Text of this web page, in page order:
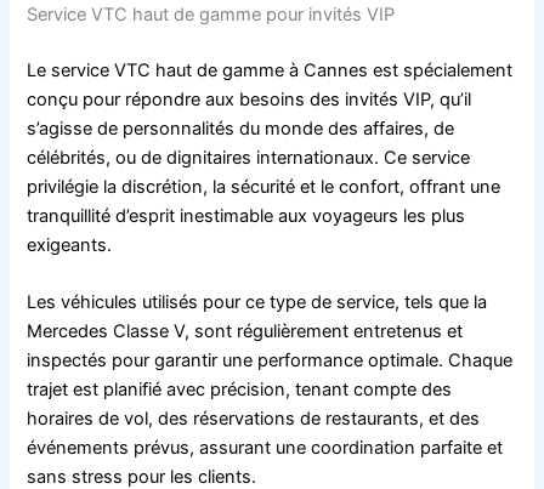
Service VTC haut de gamme pour invités VIP
Le service VTC haut de gamme à Cannes est spécialement
conçu pour répondre aux besoins des invités VIP, qu’il
s’agisse de personnalités du monde des affaires, de
célébrités, ou de dignitaires internationaux. Ce service
privilégie la discrétion, la sécurité et le confort, offrant une
tranquillité d’esprit inestimable aux voyageurs les plus
exigeants.
Les véhicules utilisés pour ce type de service, tels que la
Mercedes Classe V, sont régulièrement entretenus et
inspectés pour garantir une performance optimale. Chaque
trajet est planifié avec précision, tenant compte des
horaires de vol, des réservations de restaurants, et des
événements prévus, assurant une coordination parfaite et
sans stress pour les clients.